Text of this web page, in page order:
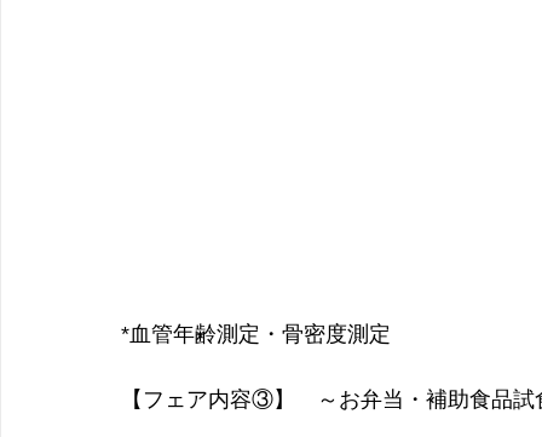
*血管年齢測定・骨密度測定
【フェア内容③】　～お弁当・補助食品試